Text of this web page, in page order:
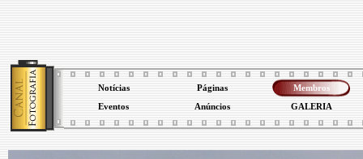
Notícias Páginas Membros
Eventos Anúncios GALERIA